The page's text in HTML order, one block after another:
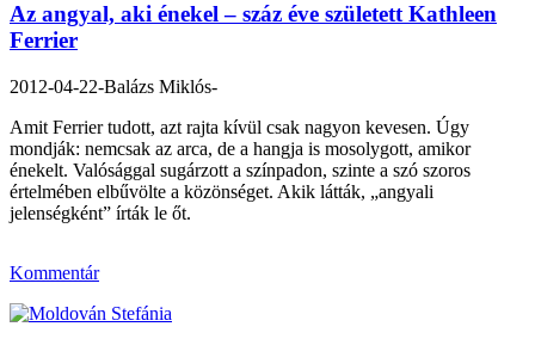
Az angyal, aki énekel – száz éve született Kathleen
Ferrier
2012-04-22-Balázs Miklós-
Amit Ferrier tudott, azt rajta kívül csak nagyon kevesen. Úgy
mondják: nemcsak az arca, de a hangja is mosolygott, amikor
énekelt. Valósággal sugárzott a színpadon, szinte a szó szoros
értelmében elbűvölte a közönséget. Akik látták, „angyali
jelenségként” írták le őt.
Kommentár